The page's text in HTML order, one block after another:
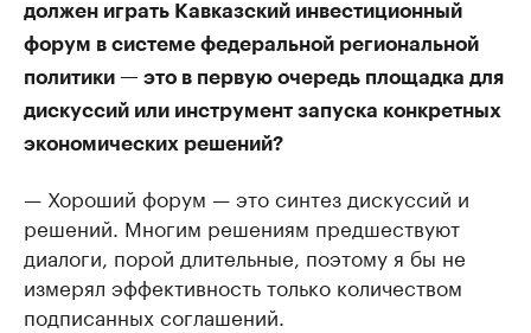
должен играть Кавказский инвестиционный
форум в системе федеральной региональной
политики — это в первую очередь площадка для
дискуссий или инструмент запуска конкретных
экономических решений?
— Хороший форум — это синтез дискуссий и
решений. Многим решениям предшествуют
диалоги, порой длительные, поэтому я бы не
измерял эффективность только количеством
подписанных соглашений.